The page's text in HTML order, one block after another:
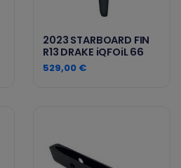
2023 STARBOARD FIN
R13 DRAKE iQFOiL 66
529,00 €